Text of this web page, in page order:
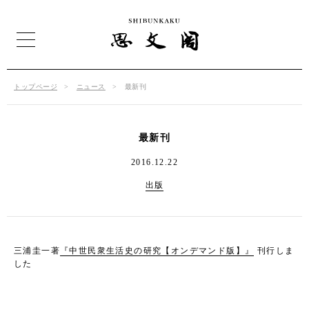
トップページ ニュース 最新刊
最新刊
2016.12.22
出版
三浦圭一著 『中世民衆生活史の研究【オンデマンド版】』
刊行しま
した